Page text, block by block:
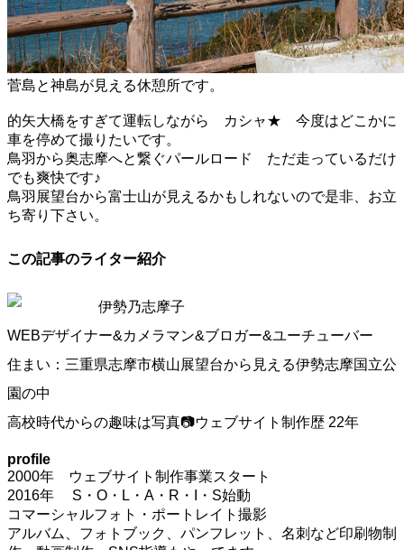
菅島と神島が見える休憩所です。
的矢大橋をすぎて運転しながら カシャ★ 今度はどこかに
車を停めて撮りたいです。
鳥羽から奥志摩へと繋ぐパールロード ただ走っているだけ
でも爽快です♪
鳥羽展望台から富士山が見えるかもしれないので是非、お立
ち寄り下さい。
この記事のライター紹介
伊勢乃志摩子
WEBデザイナー&カメラマン&ブロガー&ユーチューバー
住まい：三重県志摩市横山展望台から見える伊勢志摩国立公
園の中
高校時代からの趣味は写真📷ウェブサイト制作歴 22年
profile
2000年 ウェブサイト制作事業スタート
2016年 S・O・L・A・R・I・S始動
コマーシャルフォト・ポートレイト撮影
アルバム、フォトブック、パンフレット、名刺など印刷物制